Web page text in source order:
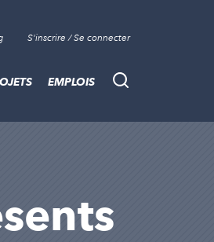
S'inscrire / Se connecter
Recherche
EMPLOIS